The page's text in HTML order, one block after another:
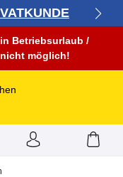
Betriebsurlaub /
möglich!